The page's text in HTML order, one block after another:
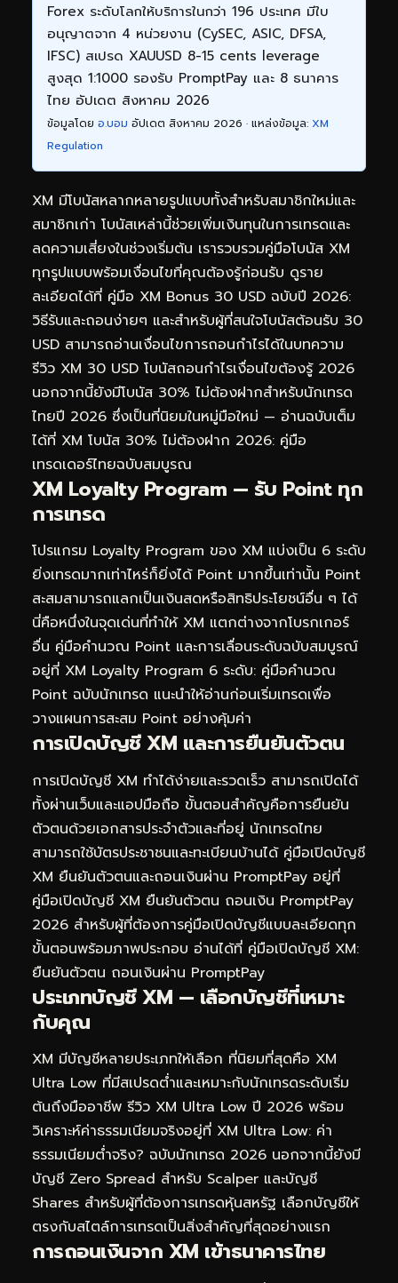
Forex ระดับโลกให้บริการในกว่า 196 ประเทศ มีใบ
อนุญาตจาก 4 หน่วยงาน (CySEC, ASIC, DFSA,
IFSC) สเปรด XAUUSD 8-15 cents leverage
สูงสุด 1:1000 รองรับ PromptPay และ 8 ธนาคาร
ไทย อัปเดต สิงหาคม 2026
ข้อมูลโดย อ.บอม อัปเดต สิงหาคม 2026 · แหล่งข้อมูล: XM
Regulation
XM มีโบนัสหลากหลายรูปแบบทั้งสำหรับสมาชิกใหม่และ
สมาชิกเก่า โบนัสเหล่านี้ช่วยเพิ่มเงินทุนในการเทรดและ
ลดความเสี่ยงในช่วงเริ่มต้น เรารวบรวมคู่มือโบนัส XM
ทุกรูปแบบพร้อมเงื่อนไขที่คุณต้องรู้ก่อนรับ ดูราย
ละเอียดได้ที่ คู่มือ XM Bonus 30 USD ฉบับปี 2026:
วิธีรับและถอนง่ายๆ และสำหรับผู้ที่สนใจโบนัสต้อนรับ 30
USD สามารถอ่านเงื่อนไขการถอนกำไรได้ในบทความ
รีวิว XM 30 USD โบนัสถอนกำไรเงื่อนไขต้องรู้ 2026
นอกจากนี้ยังมีโบนัส 30% ไม่ต้องฝากสำหรับนักเทรด
ไทยปี 2026 ซึ่งเป็นที่นิยมในหมู่มือใหม่ — อ่านฉบับเต็ม
ได้ที่ XM โบนัส 30% ไม่ต้องฝาก 2026: คู่มือ
เทรดเดอร์ไทยฉบับสมบูรณ
XM Loyalty Program — รับ Point ทุก
การเทรด
โปรแกรม Loyalty Program ของ XM แบ่งเป็น 6 ระดับ
ยิ่งเทรดมากเท่าไหร่ก็ยิ่งได้ Point มากขึ้นเท่านั้น Point
สะสมสามารถแลกเป็นเงินสดหรือสิทธิประโยชน์อื่น ๆ ได้
นี่คือหนึ่งในจุดเด่นที่ทำให้ XM แตกต่างจากโบรกเกอร์
อื่น คู่มือคำนวณ Point และการเลื่อนระดับฉบับสมบูรณ์
อยู่ที่ XM Loyalty Program 6 ระดับ: คู่มือคำนวณ
Point ฉบับนักเทรด แนะนำให้อ่านก่อนเริ่มเทรดเพื่อ
วางแผนการสะสม Point อย่างคุ้มค่า
การเปิดบัญชี XM และการยืนยันตัวตน
การเปิดบัญชี XM ทำได้ง่ายและรวดเร็ว สามารถเปิดได้
ทั้งผ่านเว็บและแอปมือถือ ขั้นตอนสำคัญคือการยืนยัน
ตัวตนด้วยเอกสารประจำตัวและที่อยู่ นักเทรดไทย
สามารถใช้บัตรประชาชนและทะเบียนบ้านได้ คู่มือเปิดบัญชี
XM ยืนยันตัวตนและถอนเงินผ่าน PromptPay อยู่ที่
คู่มือเปิดบัญชี XM ยืนยันตัวตน ถอนเงิน PromptPay
2026 สำหรับผู้ที่ต้องการคู่มือเปิดบัญชีแบบละเอียดทุก
ขั้นตอนพร้อมภาพประกอบ อ่านได้ที่ คู่มือเปิดบัญชี XM:
ยืนยันตัวตน ถอนเงินผ่าน PromptPay
ประเภทบัญชี XM — เลือกบัญชีที่เหมาะ
กับคุณ
XM มีบัญชีหลายประเภทให้เลือก ที่นิยมที่สุดคือ XM
Ultra Low ที่มีสเปรดต่ำและเหมาะกับนักเทรดระดับเริ่ม
ต้นถึงมืออาชีพ รีวิว XM Ultra Low ปี 2026 พร้อม
วิเคราะห์ค่าธรรมเนียมจริงอยู่ที่ XM Ultra Low: ค่า
ธรรมเนียมต่ำจริง? ฉบับนักเทรด 2026 นอกจากนี้ยังมี
บัญชี Zero Spread สำหรับ Scalper และบัญชี
Shares สำหรับผู้ที่ต้องการเทรดหุ้นสหรัฐ เลือกบัญชีให้
ตรงกับสไตล์การเทรดเป็นสิ่งสำคัญที่สุดอย่างแรก
การถอนเงินจาก XM เข้าธนาคารไทย